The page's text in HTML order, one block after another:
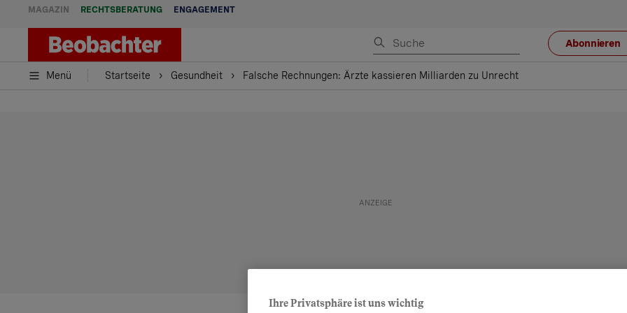
MAGAZIN RECHTSBERATUNG ENGAGEMENT
Abonnieren
Menü Startseite Gesundheit Falsche Rechnungen: Ärzte kassieren Milliarden zu Unrecht
Ihre Privatsphäre ist uns wichtig